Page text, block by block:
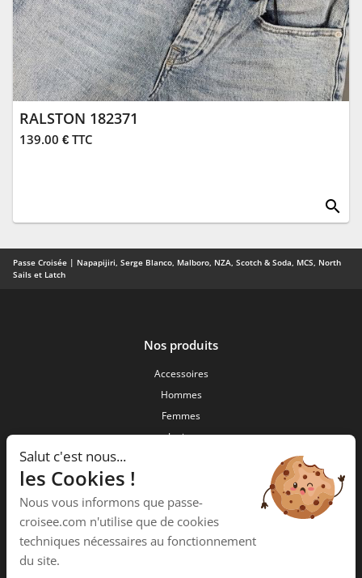
RALSTON 182371
139.00 € TTC
search
Passe Croisée | Napapijiri, Serge Blanco, Malboro, NZA, Scotch & Soda, MCS, North
Sails et Latch
Nos produits
Accessoires
Hommes
Femmes
Junior
34 ,Rue des forgerons
15000 Aurillac
Salut c'est nous...
les Cookies !
Nous vous informons que passe-
croisee.com n'utilise que de cookies
techniques nécessaires au fonctionnement
du site.